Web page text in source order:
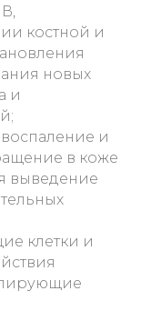
костной и
новых
и
и
в коже
выведение
клетки и